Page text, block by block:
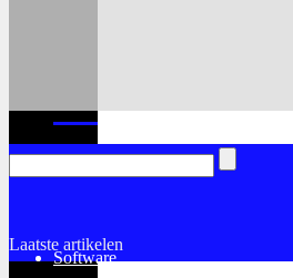
Software
Laatste artikelen